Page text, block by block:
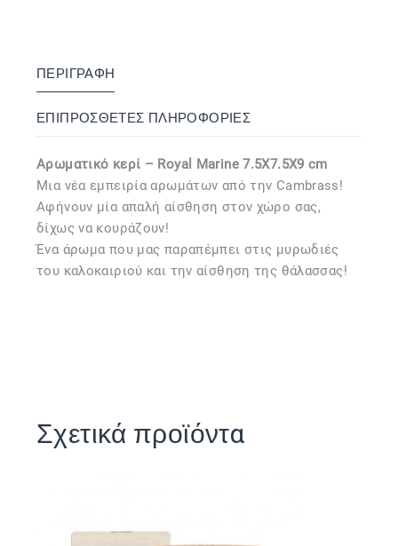
ΠΕΡΙΓΡΑΦΉ
ΕΠΙΠΡΌΣΘΕΤΕΣ ΠΛΗΡΟΦΟΡΊΕΣ
Αρωματικό κερί – Royal Marine 7.5X7.5X9 cm
Μια νέα εμπειρία αρωμάτων από την Cambrass!
Αφήνουν μία απαλή αίσθηση στον χώρο σας,
δίχως να κουράζουν!
Ένα άρωμα που μας παραπέμπει στις μυρωδιές
του καλοκαιριού και την αίσθηση της θάλασσας!
Σχετικά προϊόντα